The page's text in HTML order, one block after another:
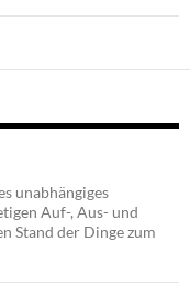
unabhängiges
Auf-, Aus- und
Stand der Dinge zum